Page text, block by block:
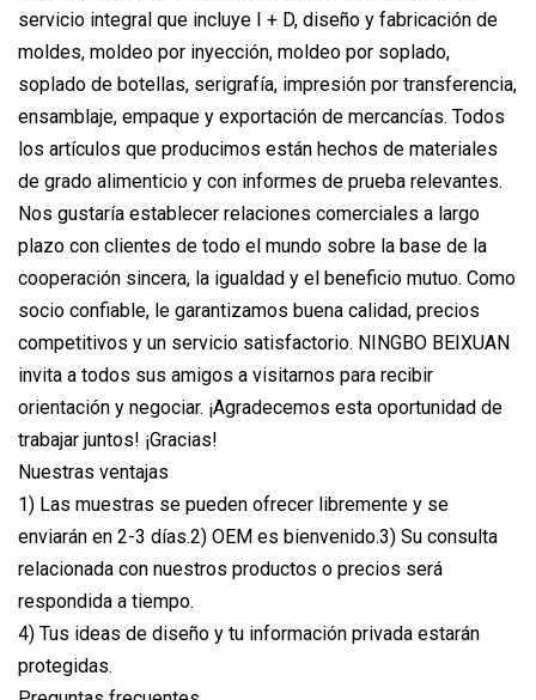
servicio integral que incluye I + D, diseño y fabricación de
moldes, moldeo por inyección, moldeo por soplado,
soplado de botellas, serigrafía, impresión por transferencia,
ensamblaje, empaque y exportación de mercancías. Todos
los artículos que producimos están hechos de materiales
de grado alimenticio y con informes de prueba relevantes.
Nos gustaría establecer relaciones comerciales a largo
plazo con clientes de todo el mundo sobre la base de la
cooperación sincera, la igualdad y el beneficio mutuo. Como
socio confiable, le garantizamos buena calidad, precios
competitivos y un servicio satisfactorio. NINGBO BEIXUAN
invita a todos sus amigos a visitarnos para recibir
orientación y negociar. ¡Agradecemos esta oportunidad de
trabajar juntos! ¡Gracias!
Nuestras ventajas
1) Las muestras se pueden ofrecer libremente y se
enviarán en 2-3 días.2) OEM es bienvenido.3) Su consulta
relacionada con nuestros productos o precios será
respondida a tiempo.
4) Tus ideas de diseño y tu información privada estarán
protegidas.